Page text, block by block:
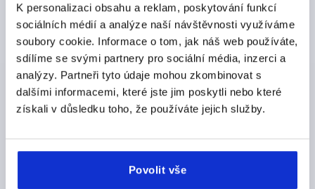
K personalizaci obsahu a reklam, poskytování funkcí
sociálních médií a analýze naší návštěvnosti využíváme
soubory cookie. Informace o tom, jak náš web používáte,
sdílíme se svými partnery pro sociální média, inzerci a
analýzy. Partneři tyto údaje mohou zkombinovat s
dalšími informacemi, které jste jim poskytli nebo které
získali v důsledku toho, že používáte jejich služby.
Povolit vše
Cast iron